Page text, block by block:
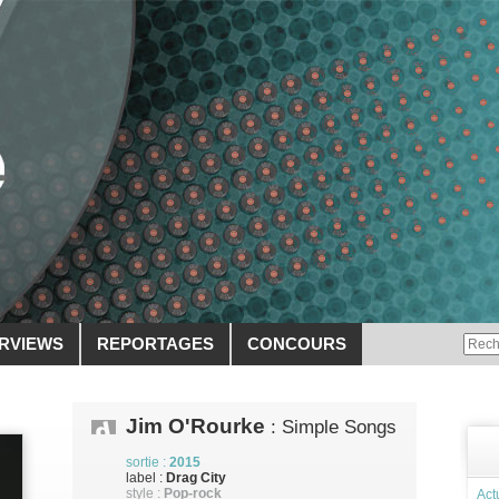
REPORTAGES CONCOURS
Jim O'Rourke : Simple Songs
sortie : 2015
label : Drag City
style : Pop-rock